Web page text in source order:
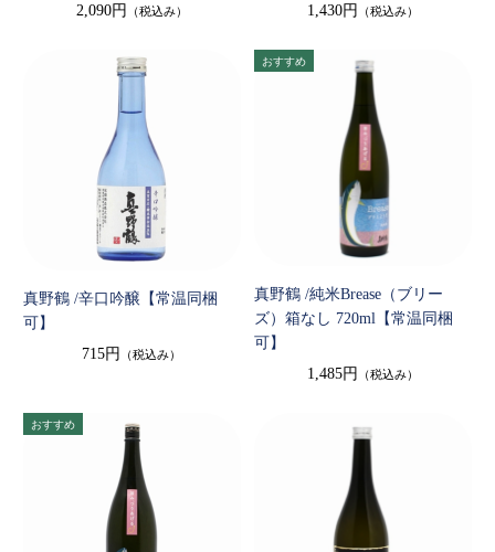
2,090円
（税込み）
1,430円
（税込み）
真野鶴 /辛口吟醸【常温同梱
可】
715円
（税込み）
真野鶴 /純米Brease（ブリー
ズ）箱なし 720ml【常温同梱
可】
1,485円
（税込み）